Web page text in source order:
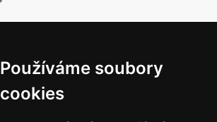
Používáme soubory
cookies